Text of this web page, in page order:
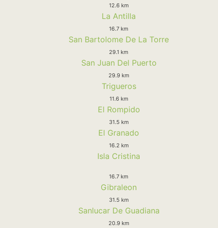
12.6 km
La Antilla
16.7 km
San Bartolome De La Torre
29.1 km
San Juan Del Puerto
29.9 km
Trigueros
11.6 km
El Rompido
31.5 km
El Granado
16.2 km
Isla Cristina
16.7 km
Gibraleon
31.5 km
Sanlucar De Guadiana
20.9 km